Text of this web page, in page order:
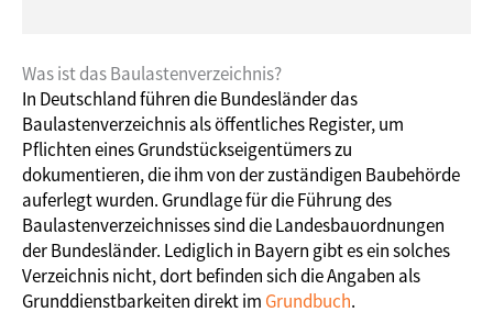
Was ist das Baulastenverzeichnis?
In Deutschland führen die Bundesländer das
Baulastenverzeichnis als öffentliches Register, um
Pflichten eines Grundstückseigentümers zu
dokumentieren, die ihm von der zuständigen Baubehörde
auferlegt wurden. Grundlage für die Führung des
Baulastenverzeichnisses sind die Landesbauordnungen
der Bundesländer. Lediglich in Bayern gibt es ein solches
Verzeichnis nicht, dort befinden sich die Angaben als
Grunddienstbarkeiten direkt im Grundbuch.